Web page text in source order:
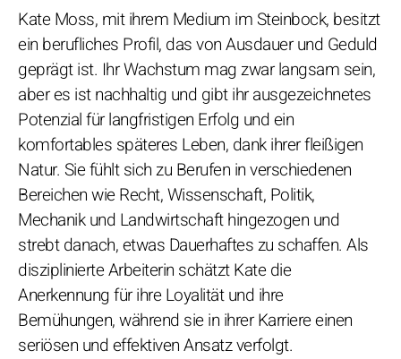
Kate Moss, mit ihrem Medium im Steinbock, besitzt
ein berufliches Profil, das von Ausdauer und Geduld
geprägt ist. Ihr Wachstum mag zwar langsam sein,
aber es ist nachhaltig und gibt ihr ausgezeichnetes
Potenzial für langfristigen Erfolg und ein
komfortables späteres Leben, dank ihrer fleißigen
Natur. Sie fühlt sich zu Berufen in verschiedenen
Bereichen wie Recht, Wissenschaft, Politik,
Mechanik und Landwirtschaft hingezogen und
strebt danach, etwas Dauerhaftes zu schaffen. Als
disziplinierte Arbeiterin schätzt Kate die
Anerkennung für ihre Loyalität und ihre
Bemühungen, während sie in ihrer Karriere einen
seriösen und effektiven Ansatz verfolgt.